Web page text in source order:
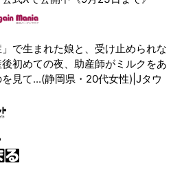
」で生まれた娘と、受け止められな
初めての夜、助産師がミルクをあ
見て...(静岡県・20代女性)|Jタウ